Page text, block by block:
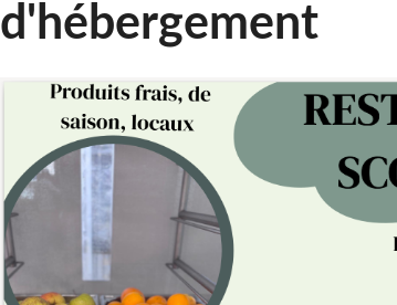
d'hébergement